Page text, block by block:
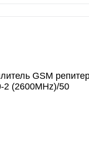
GSM
2 (2600MHz)/50